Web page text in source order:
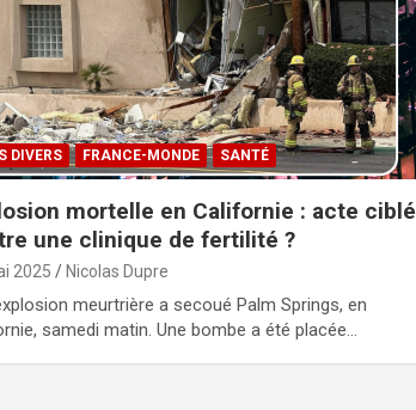
DIVERS FRANCE-MONDE SANTÉ
mortelle en Californie : acte ciblé
une clinique de fertilité ?
2025 Nicolas Dupre
meurtrière a secoué Palm Springs, en
samedi matin. Une bombe a été placée…